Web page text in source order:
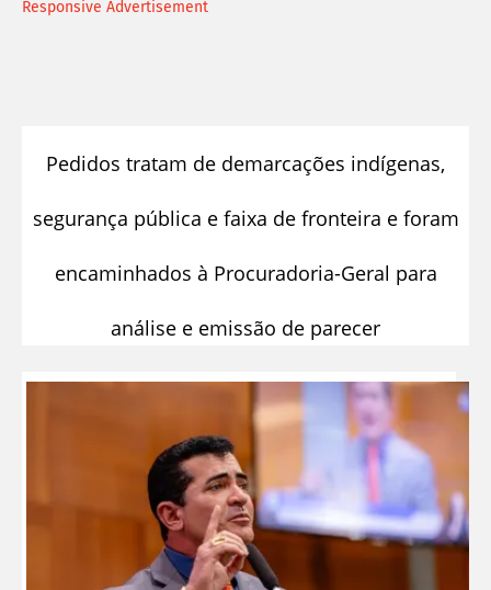
Responsive Advertisement
Pedidos tratam de demarcações indígenas,
segurança pública e faixa de fronteira e foram
encaminhados à Procuradoria-Geral para
análise e emissão de parecer